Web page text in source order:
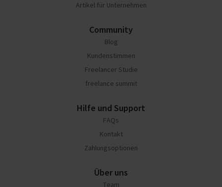
Artikel für Unternehmen
Community
Blog
Kundenstimmen
Freelancer Studie
freelance summit
Hilfe und Support
FAQs
Kontakt
Zahlungsoptionen
Über uns
Team